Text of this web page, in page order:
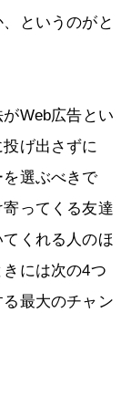
というのがと
Web広告とい
げ出さずに
選ぶべきで
ってくる友達
くれる人のほ
には次の4つ
最大のチャン